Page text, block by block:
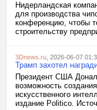
Нидерландская
для производства
конференцию, чтобы
строительству
3Dnews.ru , 2026-06-07
Трамп захотел
Президент США
возможность
искусственного
издание Politico.